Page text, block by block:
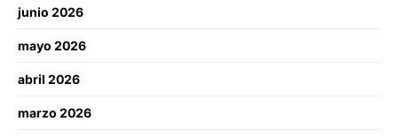
junio 2026
mayo 2026
abril 2026
marzo 2026